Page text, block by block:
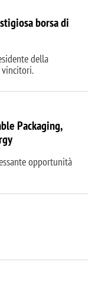
borsa di
della
vincitori.
Packaging,
opportunità